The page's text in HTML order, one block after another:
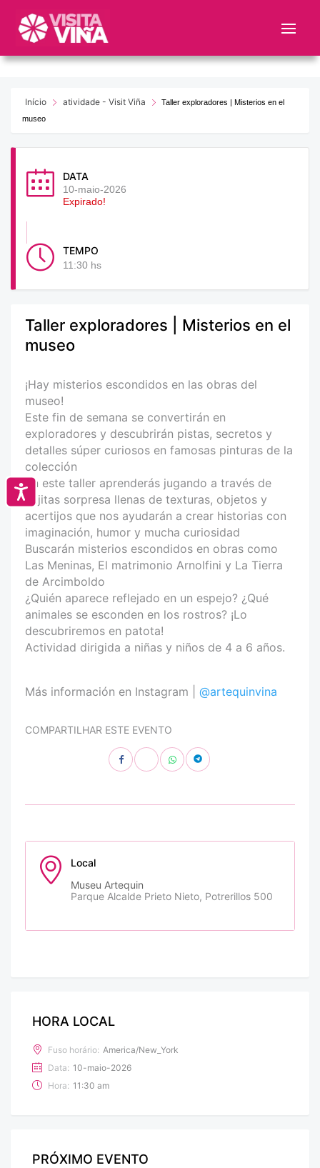
este
web
sistema
Accesibilidad
Início atividade - Visit Viña
Taller exploradores | Misterios en el
museo
DATA
10-maio-2026
Expirado!
TEMPO
11:30 hs
Taller exploradores | Misterios en el
museo
¡Hay misterios escondidos en las obras del
museo!
Este fin de semana se convertirán en
exploradores y descubrirán pistas, secretos y
detalles súper curiosos en famosas pinturas de la
colección
En este taller aprenderás jugando a través de
cajitas sorpresa llenas de texturas, objetos y
acertijos que nos ayudarán a crear historias con
imaginación, humor y mucha curiosidad
Buscarán misterios escondidos en obras como
Las Meninas, El matrimonio Arnolfini y La Tierra
de Arcimboldo
¿Quién aparece reflejado en un espejo? ¿Qué
animales se esconden en los rostros? ¡Lo
descubriremos en patota!
Actividad dirigida a niñas y niños de 4 a 6 años.
Más información en Instagram | @artequinvina
COMPARTILHAR ESTE EVENTO
Local
Museu Artequin
Parque Alcalde Prieto Nieto, Potrerillos 500
HORA LOCAL
Fuso horário: America/New_York
Data: 10-maio-2026
Hora: 11:30 am
PRÓXIMO EVENTO